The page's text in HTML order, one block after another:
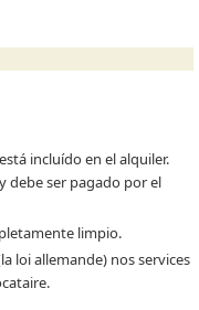
incluído en el alquiler.
debe ser pagado por el
limpio.
loi allemande) nos services